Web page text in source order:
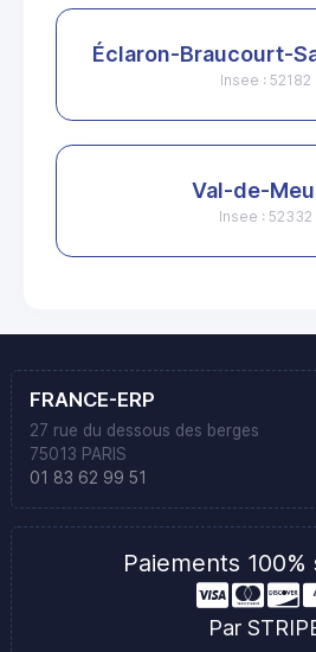
Éclaron-Braucourt-
Insee : 52182
Val-de-
Insee : 52332
FRANCE-ERP
27 rue du dessous des berges
75013 PARIS
01 83 62 99 51
Paiements 100%
Par